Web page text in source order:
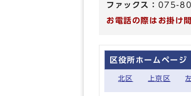
ファックス： 075-
お電話の際はお掛け
区役所ホームページ
北区 上京区